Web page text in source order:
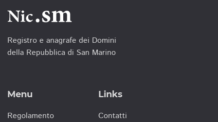
Registro e anagrafe dei Domini
della Repubblica di San Marino
Menu
Regolamento
Links
Contatti